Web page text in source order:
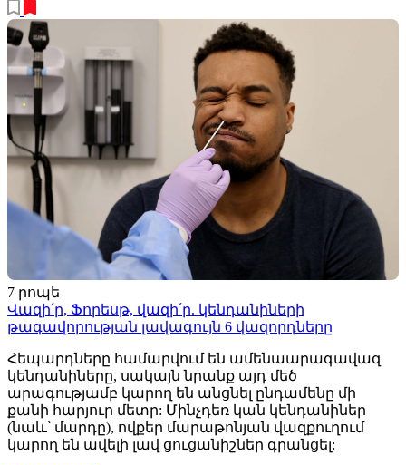
7 րոպե
Վազի՛ր, Ֆորեսթ, վազի՛ր. կենդանիների
թագավորության լավագույն 6 վազորդները
Հեպարդները համարվում են ամենաարագավազ
կենդանիները, սակայն նրանք այդ մեծ
արագությամբ կարող են անցնել ընդամենը մի
քանի հարյուր մետր: Մինչդեռ կան կենդանիներ
(նաև՝ մարդը), ովքեր մարաթոնյան վազքուղում
կարող են ավելի լավ ցուցանիշներ գրանցել: